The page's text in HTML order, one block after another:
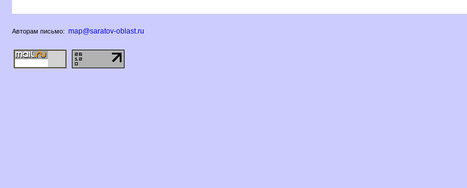
Авторам письмо: map@saratov-oblast.ru